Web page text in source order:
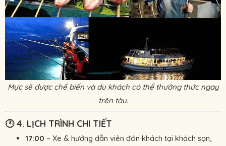
Mực sẽ được chế biến và du khách có thể thưởng thức ngay
trên tàu.
🕐4. LỊCH TRÌNH CHI TIẾT
17:00 – Xe & hướng dẫn viên đón khách tại khách sạn,